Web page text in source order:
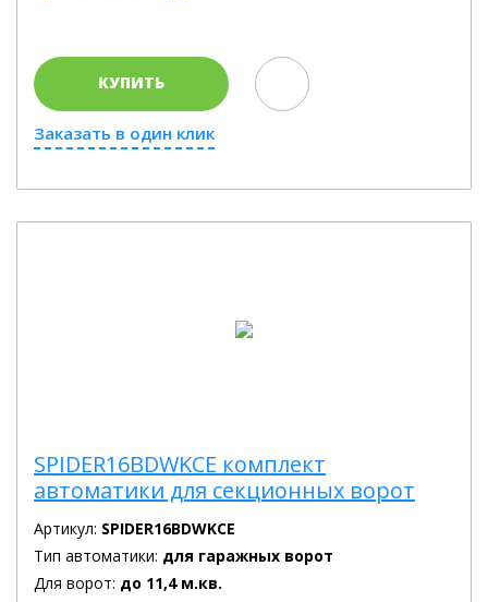
КУПИТЬ
Заказать в один клик
SPIDER16BDWKCE комплект
автоматики для секционных ворот
Артикул: SPIDER16BDWKCE
Тип автоматики: для гаражных ворот
Для ворот: до 11,4 м.кв.